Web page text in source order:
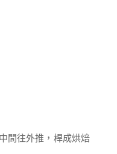
間往外推，桿成烘焙